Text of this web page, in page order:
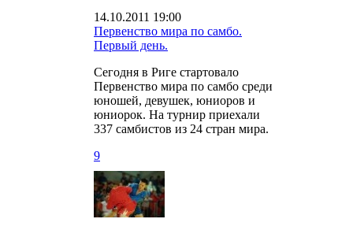
14.10.2011 19:00
Первенство мира по самбо.
Первый день.
Сегодня в Риге стартовало
Первенство мира по самбо среди
юношей, девушек, юниоров и
юниорок. На турнир приехали
337 самбистов из 24 стран мира.
9